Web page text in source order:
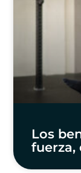
Los
fuerza,